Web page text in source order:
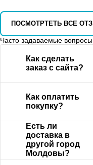
ПОСМОТРТЕТЬ ВСЕ
Часто задаваемые вопросы
Как сделать
заказ с сайта?
Как оплатить
покупку?
Есть ли
доставка в
другой город
Молдовы?